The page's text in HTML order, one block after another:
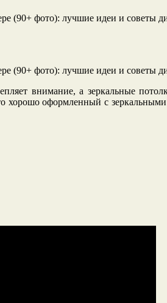
внимание, а зеркальные
хорошо оформленный с